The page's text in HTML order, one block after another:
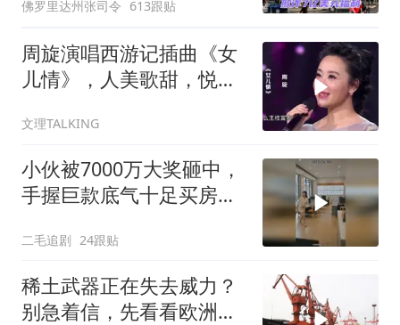
佛罗里达州张司令 613跟贴
周旋演唱西游记插曲《女
儿情》，人美歌甜，悦耳
文理TALKING
小伙被7000万大奖砸中，
手握巨款底气十足买房不
二毛追剧 24跟贴
稀土武器正在失去威力？
别急着信，先看看欧洲军